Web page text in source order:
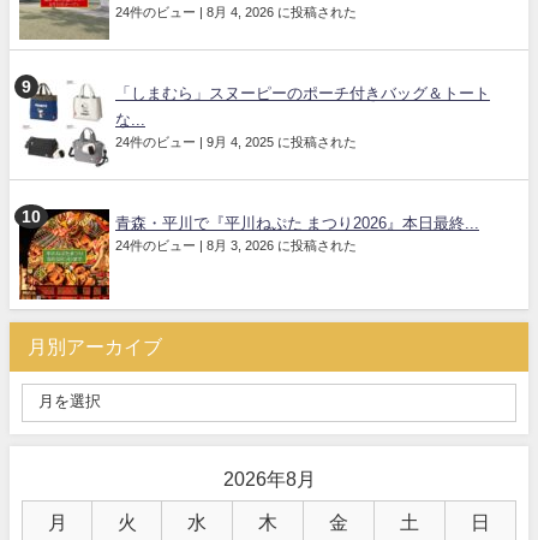
24件のビュー | 8月 4, 2026 に投稿された
「しまむら」スヌーピーのポーチ付きバッグ＆トート
な...
24件のビュー | 9月 4, 2025 に投稿された
青森・平川で『平川ねぷた まつり2026』本日最終...
24件のビュー | 8月 3, 2026 に投稿された
月別アーカイブ
2026年8月
月 火 水 木 金 土 日